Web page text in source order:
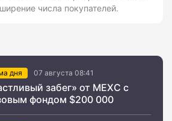
числа покупателей.
дня 07 августа 08:41
забег» от MEXC с
фондом $200 000